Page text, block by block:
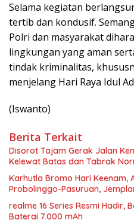
Selama kegiatan
tertib dan kondusif.
Polri dan masyarakat
lingkungan yang aman
tindak kriminalitas,
menjelang Hari Raya Idul
(Iswanto)
Berita Terkait
Disorot Tajam Gerak Jalan
Kelewat Batas dan Tabrak
Karhutla Bromo Hari Keenam,
Probolinggo-Pasuruan,
realme 16 Series Resmi Hadir,
Baterai 7.000 mAh